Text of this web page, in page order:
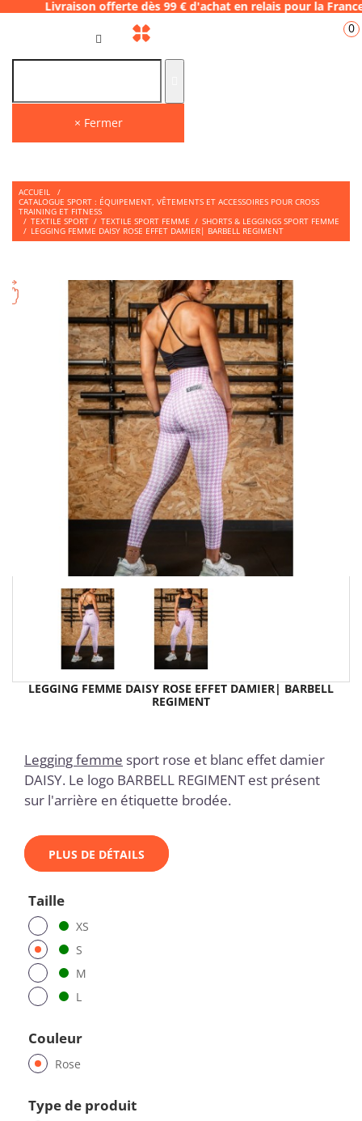
offerte dès 99 € d'achat en relais
× Fermer
0
ACCUEIL
/
CATALOGUE SPORT : ÉQUIPEMENT, VÊTEMENTS ET ACCESSOIRES POUR CROSS
TRAINING ET FITNESS
/ TEXTILE SPORT / TEXTILE SPORT FEMME / SHORTS & LEGGINGS SPORT FEMME
/ LEGGING FEMME DAISY ROSE EFFET DAMIER| BARBELL REGIMENT
LEGGING FEMME DAISY ROSE EFFET DAMIER| BARBELL
REGIMENT
Legging femme sport rose et blanc effet damier
DAISY. Le logo BARBELL REGIMENT est présent
sur l'arrière en étiquette brodée.
PLUS DE DÉTAILS
Taille
XS
S
M
L
Couleur
Rose
Type de produit